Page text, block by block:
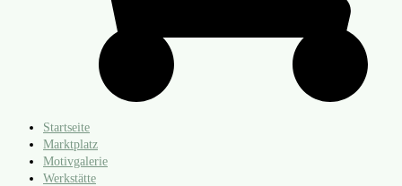
Startseite
Marktplatz
Motivgalerie
Werkstätte